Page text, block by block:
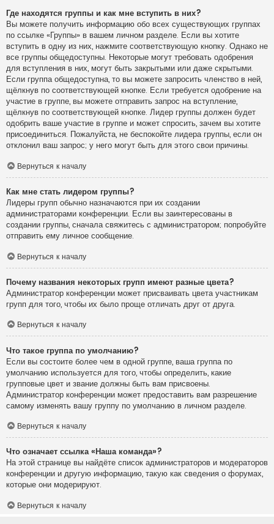
Где находятся группы и как мне вступить в них?
Вы можете получить информацию обо всех существующих группах
по ссылке «Группы» в вашем личном разделе. Если вы хотите
вступить в одну из них, нажмите соответствующую кнопку. Однако не
все группы общедоступны. Некоторые могут требовать одобрения
для вступления в них, могут быть закрытыми или даже скрытыми.
Если группа общедоступна, то вы можете запросить членство в ней,
щёлкнув по соответствующей кнопке. Если требуется одобрение на
участие в группе, вы можете отправить запрос на вступление,
щёлкнув по соответствующей кнопке. Лидер группы должен будет
одобрить ваше участие в группе и может спросить, зачем вы хотите
присоединиться. Пожалуйста, не беспокойте лидера группы, если он
отклонил ваш запрос; у него могут быть для этого свои причины.
Вернуться к началу
Как мне стать лидером группы?
Лидеры групп обычно назначаются при их создании
администраторами конференции. Если вы заинтересованы в
создании группы, сначала свяжитесь с администратором; попробуйте
отправить ему личное сообщение.
Вернуться к началу
Почему названия некоторых групп имеют разные цвета?
Администратор конференции может присваивать цвета участникам
групп для того, чтобы их было проще отличать друг от друга.
Вернуться к началу
Что такое группа по умолчанию?
Если вы состоите более чем в одной группе, ваша группа по
умолчанию используется для того, чтобы определить, какие
групповые цвет и звание должны быть вам присвоены.
Администратор конференции может предоставить вам разрешение
самому изменять вашу группу по умолчанию в личном разделе.
Вернуться к началу
Что означает ссылка «Наша команда»?
На этой странице вы найдёте список администраторов и модераторов
конференции и другую информацию, такую как сведения о форумах,
которые они модерируют.
Вернуться к началу